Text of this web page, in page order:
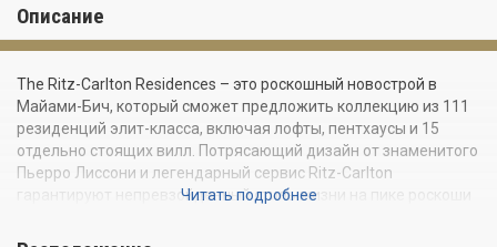
Описание
The Ritz-Carlton Residences – это роскошный новострой в
Майами-Бич, который сможет предложить коллекцию из 111
резиденций элит-класса, включая лофты, пентхаусы и 15
отдельно стоящих вилл. Потрясающий дизайн от знаменитого
Пьерро Лиссони и легендарный сервис Ritz-Carlton
гарантируют непревзойденный стиль жизни на пике роскоши
Читать подробнее